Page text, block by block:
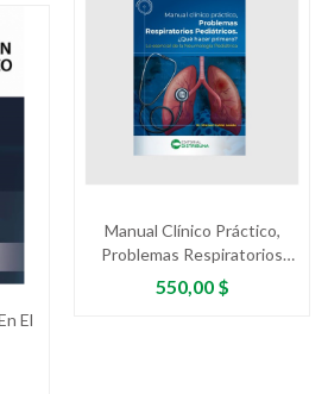
El
Manual Clínico Práctico,
Problemas Respiratorios
Pediátricos. ¿Qué Hacer
Primero? Lo Esencial De...
Precio
550,00 $